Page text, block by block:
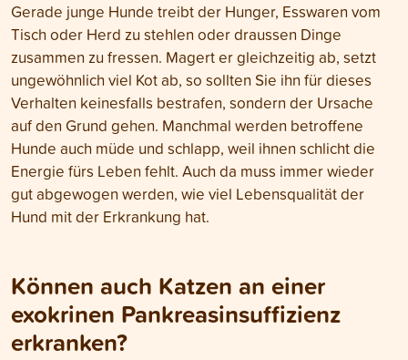
Gerade junge Hunde treibt der Hunger, Esswaren vom
Tisch oder Herd zu stehlen oder draussen Dinge
zusammen zu fressen. Magert er gleichzeitig ab, setzt
ungewöhnlich viel Kot ab, so sollten Sie ihn für dieses
Verhalten keinesfalls bestrafen, sondern der Ursache
auf den Grund gehen. Manchmal werden betroffene
Hunde auch müde und schlapp, weil ihnen schlicht die
Energie fürs Leben fehlt. Auch da muss immer wieder
gut abgewogen werden, wie viel Lebensqualität der
Hund mit der Erkrankung hat.
Können auch Katzen an einer
exokrinen Pankreasinsuffizienz
erkranken?